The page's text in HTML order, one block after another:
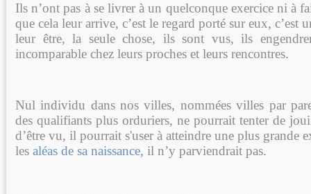
Ils n’ont pas à se livrer à un quelconque exercice ni à
que cela leur arrive, c’est le regard porté sur eux, c’est
leur être, la seule chose, ils sont vus, ils
incomparable chez leurs proches et leurs rencontres.
Nul individu dans nos villes, nommées villes par
des qualifiants plus orduriers, ne pourrait tenter de
d’être vu, il pourrait s'user à atteindre une plus grande
les aléas de sa naissance, il n’y parviendrait pas.